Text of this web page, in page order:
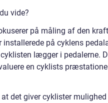
vide?
på måling af den
installerede på cyklens
lægger i pedalerne.
en cyklists
det giver cyklister